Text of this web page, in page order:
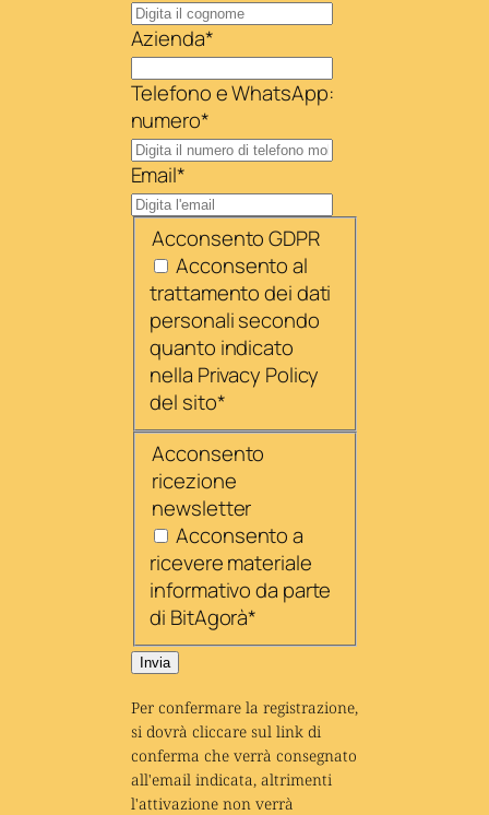
Azienda*
Telefono e WhatsApp:
numero*
Email*
Acconsento GDPR
Acconsento al
trattamento dei dati
personali secondo
quanto indicato
nella Privacy Policy
del sito*
Acconsento
ricezione
newsletter
Acconsento a
ricevere materiale
informativo da parte
di BitAgorà*
Invia
Per confermare la registrazione,
si dovrà cliccare sul link di
conferma che verrà consegnato
all'email indicata, altrimenti
l'attivazione non verrà